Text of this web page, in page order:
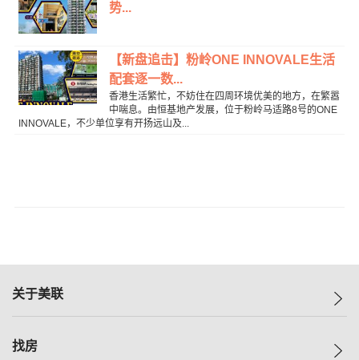
势...
【新盘追击】粉岭ONE INNOVALE生活
配套逐一数...
香港生活繁忙，不妨住在四周环境优美的地方，在繁嚣
中喘息。由恒基地产发展，位于粉岭马适路8号的ONE
INNOVALE，不少单位享有开扬远山及...
关于美联
美联集团
找房